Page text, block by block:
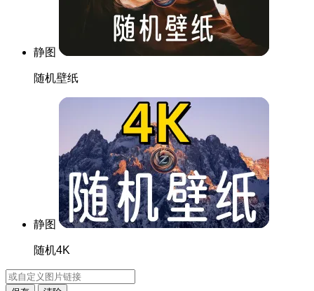
静图
随机壁纸
静图
随机4K